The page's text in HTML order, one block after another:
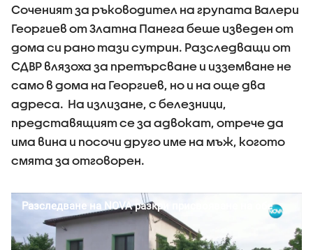
Соченият за ръководител на групата Валери
Георгиев от Златна Панега беше изведен от
дома си рано тази сутрин. Разследващи от
СДВР влязоха за претърсване и изземване не
само в дома на Георгиев, но и на още два
адреса. На излизане, с белезници,
представящият се за адвокат, отрече да
има вина и посочи друго име на мъж, когото
смята за отговорен.